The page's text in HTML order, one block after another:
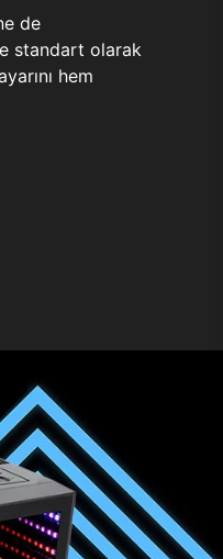
de
standart olarak
hem